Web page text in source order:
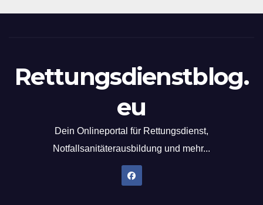
Rettungsdienstblog.
eu
Dein Onlineportal für Rettungsdienst,
Notfallsanitäterausbildung und mehr...